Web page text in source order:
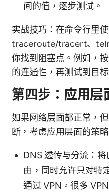
间的值，逐步测试。
实战技巧：在命令行里使
traceroute/tracert、
你找到阻塞点。例如，
的连通性，再测试到目
第四步：应用层
如果网络层面都正常，
断，考虑应用层面的策略
DNS 透传与分流：
由，同时允许只对特
通过 VPN。很多